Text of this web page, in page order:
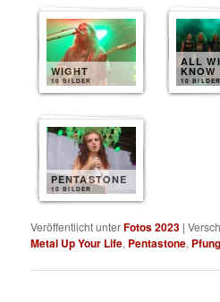
WIGHT
10 BILDER
ALL
KNOW
10 BILDER
PENTASTONE
10 BILDER
Veröffentlicht unterFotos 2023 |
Metal Up Your Life, Pentastone,